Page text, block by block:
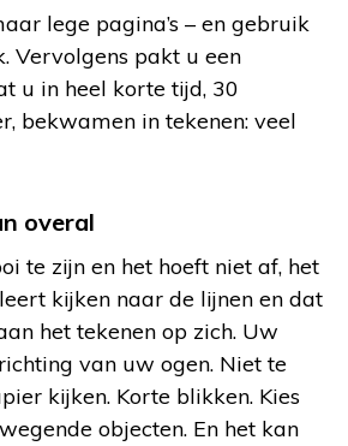
lege pagina’s – en gebruik
Vervolgens pakt u een
u in heel korte tijd, 30
bekwamen in tekenen: veel
overal
te zijn en het hoeft niet af, het
kijken naar de lijnen en dat
het tekenen op zich. Uw
van uw ogen. Niet te
kijken. Korte blikken. Kies
objecten. En het kan